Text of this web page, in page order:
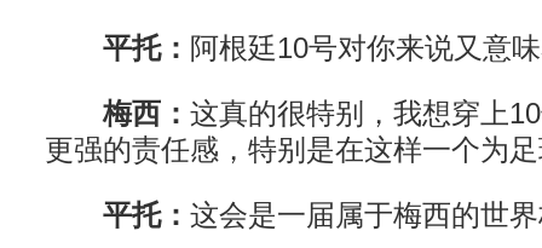
平托： 阿根廷10号对你来说又意
梅西： 这真的很特别，我想穿上
更强的责任感，特别是在这样一个为
平托： 这会是一届属于梅西的世